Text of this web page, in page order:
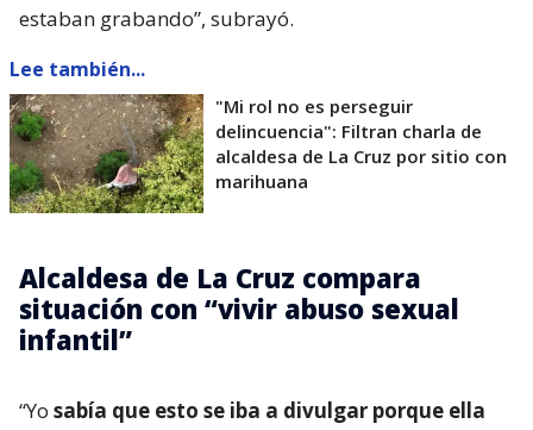
estaban grabando”, subrayó.
Lee también...
"Mi rol no es perseguir
delincuencia": Filtran charla de
alcaldesa de La Cruz por sitio con
marihuana
Alcaldesa de La Cruz compara
situación con “vivir abuso sexual
infantil”
“Yo sabía que esto se iba a divulgar porque ella